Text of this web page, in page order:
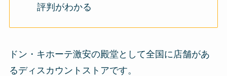
評判がわかる
ドン・キホーテ激安の殿堂として全国に店舗があ
るディスカウントストアです。